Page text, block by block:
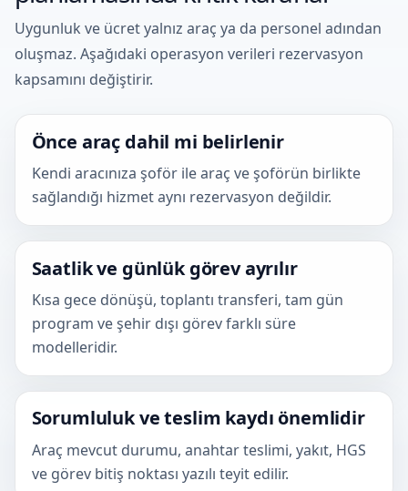
Uygunluk ve ücret yalnız araç ya da personel adından
oluşmaz. Aşağıdaki operasyon verileri rezervasyon
kapsamını değiştirir.
Önce araç dahil mi belirlenir
Kendi aracınıza şoför ile araç ve şoförün birlikte
sağlandığı hizmet aynı rezervasyon değildir.
Saatlik ve günlük görev ayrılır
Kısa gece dönüşü, toplantı transferi, tam gün
program ve şehir dışı görev farklı süre
modelleridir.
Sorumluluk ve teslim kaydı önemlidir
Araç mevcut durumu, anahtar teslimi, yakıt, HGS
ve görev bitiş noktası yazılı teyit edilir.